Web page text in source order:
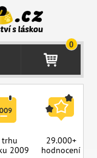
0
trhu
2009
29.000+
hodnocení